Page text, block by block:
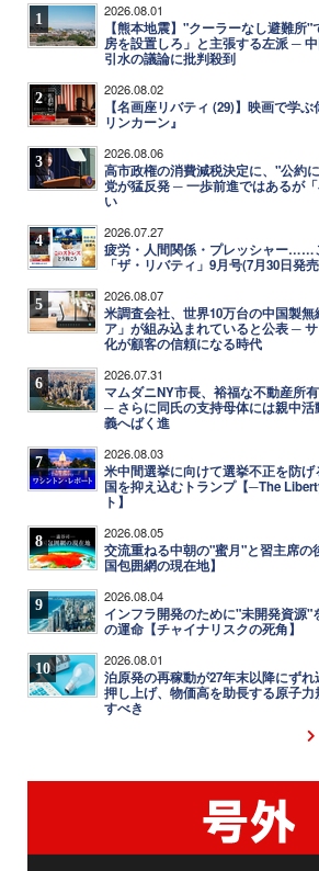
1 2026.08.01
【熊本地震】"クーラーなし避難所
房を設置しろ」と主張する左派 ─
引水の議論に批判殺到
2 2026.08.02
【名画座リバティ (29)】映画で学
リンカーン』
3 2026.08.06
高市政権の消費減税決定に、"公約
党が猛反発 ─ 一歩前進ではあるが
い
4 2026.07.27
疲労・人間関係・プレッシャー……
「ザ・リバティ」9月号(7月30日発
5 2026.08.07
米調査会社、世界10万台の中国製
ア」が組み込まれていると公表 ─
化が顧客の信頼になる時代
6 2026.07.31
マムダニNY市長、裕福な不動産所
─ さらに同氏の支持母体には親中
義へばく進
7 2026.08.03
米中間選挙に向けて選挙不正を防
国を抑え込むトランプ【─The
ト】
8 2026.08.05
交流重ねる中朝の"蜜月"と習主席
国包囲網の現在地】
9 2026.08.04
インフラ開発のために"未開発資源"
の運命【チャイナリスクの死角】
10 2026.08.01
泊原発の再稼動が27年末以降にず
押し上げ、物価高を助長する原子
すべき